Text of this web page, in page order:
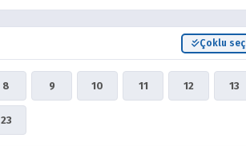
Çoklu seç
8 9 10 11 12 13
23